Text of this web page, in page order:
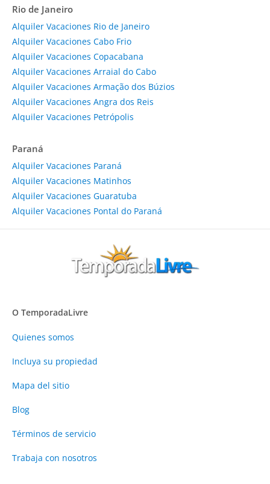
Rio de Janeiro
Alquiler Vacaciones Rio de Janeiro
Alquiler Vacaciones Cabo Frio
Alquiler Vacaciones Copacabana
Alquiler Vacaciones Arraial do Cabo
Alquiler Vacaciones Armação dos Búzios
Alquiler Vacaciones Angra dos Reis
Alquiler Vacaciones Petrópolis
Paraná
Alquiler Vacaciones Paraná
Alquiler Vacaciones Matinhos
Alquiler Vacaciones Guaratuba
Alquiler Vacaciones Pontal do Paraná
O TemporadaLivre
Quienes somos
Incluya su propiedad
Mapa del sitio
Blog
Términos de servicio
Trabaja con nosotros